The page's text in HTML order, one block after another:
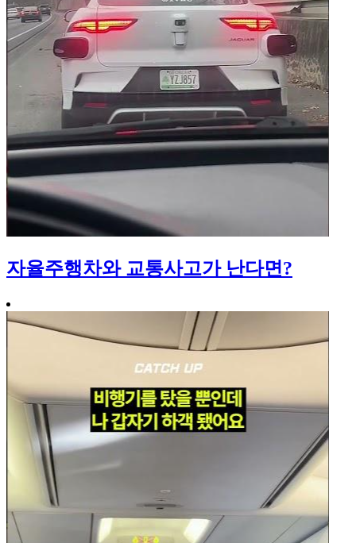
자율주행차와 교통사고가 난다면?